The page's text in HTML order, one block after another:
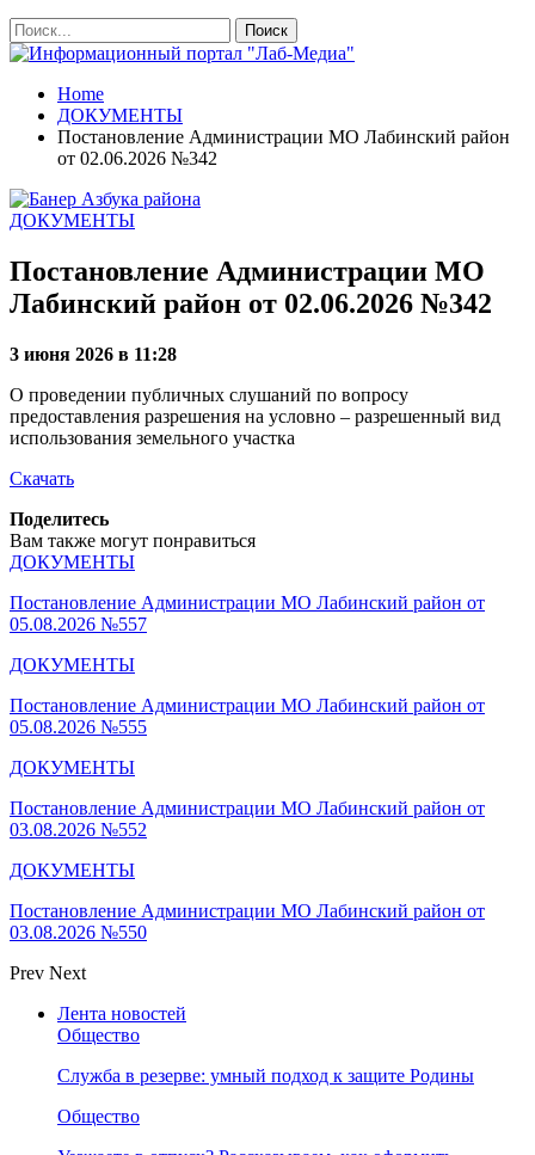
Home
ДОКУМЕНТЫ
Постановление Администрации МО Лабинский район
от 02.06.2026 №342
ДОКУМЕНТЫ
Постановление Администрации МО
Лабинский район от 02.06.2026 №342
3 июня 2026 в 11:28
О проведении публичных слушаний по вопросу
предоставления разрешения на условно – разрешенный вид
использования земельного участка
Скачать
Поделитесь
Вам также могут понравиться
ДОКУМЕНТЫ
Постановление Администрации МО Лабинский район от
05.08.2026 №557
ДОКУМЕНТЫ
Постановление Администрации МО Лабинский район от
05.08.2026 №555
ДОКУМЕНТЫ
Постановление Администрации МО Лабинский район от
03.08.2026 №552
ДОКУМЕНТЫ
Постановление Администрации МО Лабинский район от
03.08.2026 №550
Prev Next
Лента новостей
Общество
Служба в резерве: умный подход к защите Родины
Общество